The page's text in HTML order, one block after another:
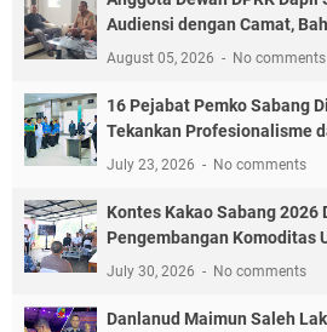
Audiensi dengan Camat,
August 05, 2026 No comments
16 Pejabat Pemko Sabang
Tekankan Profesionalisme
July 23, 2026 No comments
Kontes Kakao Sabang 2026
Pengembangan Komoditas
July 30, 2026 No comments
Danlanud Maimun Saleh